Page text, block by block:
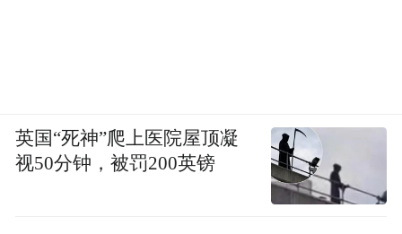
英国“死神”爬上医院屋顶凝
视50分钟，被罚200英镑